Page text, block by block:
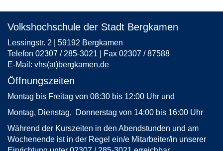
Volkshochschule der Stadt Bergkamen
Lessingstr. 2 | 59192 Bergkamen
Telefon 02307 / 285-3021 | Fax 02307 / 87588
E-Mail: vhs(at)bergkamen.de
Öffnungszeiten
Montag bis Freitag von 08:30 bis 12:00 Uhr und
Montag, Dienstag, Donnerstag von 14:00 bis 16:00 Uhr
Während der Kurszeiten in den Abendstunden und am
Wochenende ist in der Regel ein/e Mitarbeiter/in unserer